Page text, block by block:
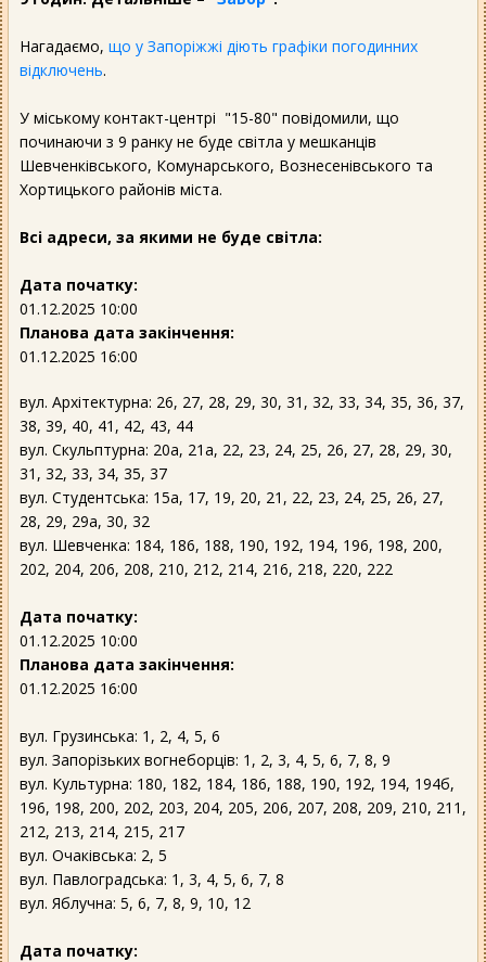
Нагадаємо, що у Запоріжжі діють графіки погодинних
відключень.
У міському контакт-центрі "15-80" повідомили, що
починаючи з 9 ранку не буде світла у мешканців
Шевченківського, Комунарського, Вознесенівського та
Хортицького районів міста.
Всі адреси, за якими не буде світла:
Дата початку:
01.12.2025 10:00
Планова дата закінчення:
01.12.2025 16:00
вул. Архітектурна: 26, 27, 28, 29, 30, 31, 32, 33, 34, 35, 36, 37,
38, 39, 40, 41, 42, 43, 44
вул. Скульптурна: 20а, 21а, 22, 23, 24, 25, 26, 27, 28, 29, 30,
31, 32, 33, 34, 35, 37
вул. Студентська: 15а, 17, 19, 20, 21, 22, 23, 24, 25, 26, 27,
28, 29, 29а, 30, 32
вул. Шевченка: 184, 186, 188, 190, 192, 194, 196, 198, 200,
202, 204, 206, 208, 210, 212, 214, 216, 218, 220, 222
Дата початку:
01.12.2025 10:00
Планова дата закінчення:
01.12.2025 16:00
вул. Грузинська: 1, 2, 4, 5, 6
вул. Запорізьких вогнеборців: 1, 2, 3, 4, 5, 6, 7, 8, 9
вул. Культурна: 180, 182, 184, 186, 188, 190, 192, 194, 194б,
196, 198, 200, 202, 203, 204, 205, 206, 207, 208, 209, 210, 211,
212, 213, 214, 215, 217
вул. Очаківська: 2, 5
вул. Павлоградська: 1, 3, 4, 5, 6, 7, 8
вул. Яблучна: 5, 6, 7, 8, 9, 10, 12
Дата початку: